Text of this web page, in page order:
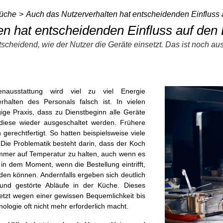
des
Heiz- und
Auch das Nutzerverhalten hat entscheidenden Einfluss
hat entscheidenden Einfluss auf
wie der Nutzer die Geräte einsetzt. Das ist noch
wird viel zu viel Energie
des Personals falsch ist. In vielen
Praxis, dass zu Dienstbeginn alle Geräte
wieder ausgeschaltet werden. Frühere
So hatten beispielsweise viele
Problematik besteht darin, dass der Koch
auf Temperatur zu halten, auch wenn es
dem Moment, wenn die Bestellung eintrifft,
können. Andernfalls ergeben sich deutlich
gestörte Abläufe in der Küche. Dieses
wegen einer gewissen Bequemlichkeit bis
oft nicht mehr erforderlich macht.